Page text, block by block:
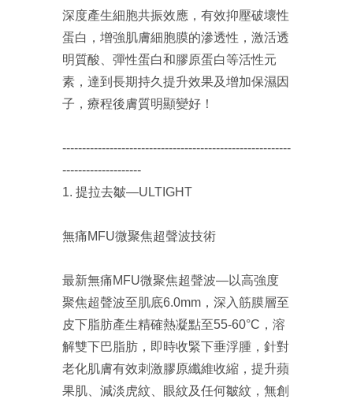
深度產生細胞共振效應，有效抑壓破壞性
蛋白，增強肌膚細胞膜的滲透性，激活透
明質酸、彈性蛋白和膠原蛋白等活性元
素，達到長期持久提升效果及增加保濕因
子，療程後膚質明顯變好！
----------------------------------------------------------
--------------------
1. 提拉去皺—ULTIGHT
無痛MFU微聚焦超聲波技術
最新無痛MFU微聚焦超聲波—以高強度
聚焦超聲波至肌底6.0mm，深入筋膜層至
皮下脂肪產生精確熱凝點至55-60°C，溶
解雙下巴脂肪，即時收緊下垂浮腫，針對
老化肌膚有效刺激膠原纖維收縮，提升蘋
果肌、減淡虎紋、眼紋及任何皺紋，無創